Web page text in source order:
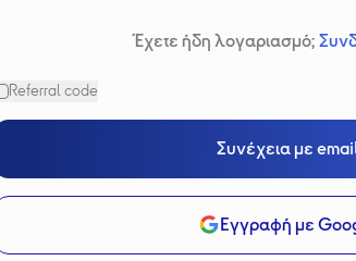
Έχετε ήδη λογαριασμό;
Referral code
Συνέχεια με
Εγγραφή με